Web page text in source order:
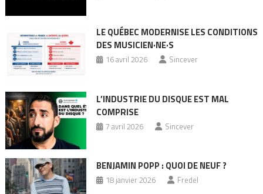
LE QUÉBEC MODERNISE LES CONDITIONS
DES MUSICIEN·NE·S
16 avril 2026 Sincever
L’INDUSTRIE DU DISQUE EST MAL
COMPRISE
7 avril 2026 Sincever
BENJAMIN POPP : QUOI DE NEUF ?
18 janvier 2026 Fredel